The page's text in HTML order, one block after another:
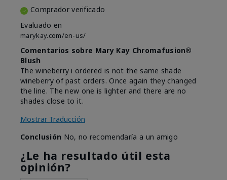
Comprador verificado
Evaluado en
marykay.com/en-us/
Comentarios sobre Mary Kay Chromafusion®
Blush
The wineberry i ordered is not the same shade
wineberry of past orders. Once again they changed
the line. The new one is lighter and there are no
shades close to it.
Mostrar Traducción
Conclusión No, no recomendaría a un amigo
¿Le ha resultado útil esta
opinión?